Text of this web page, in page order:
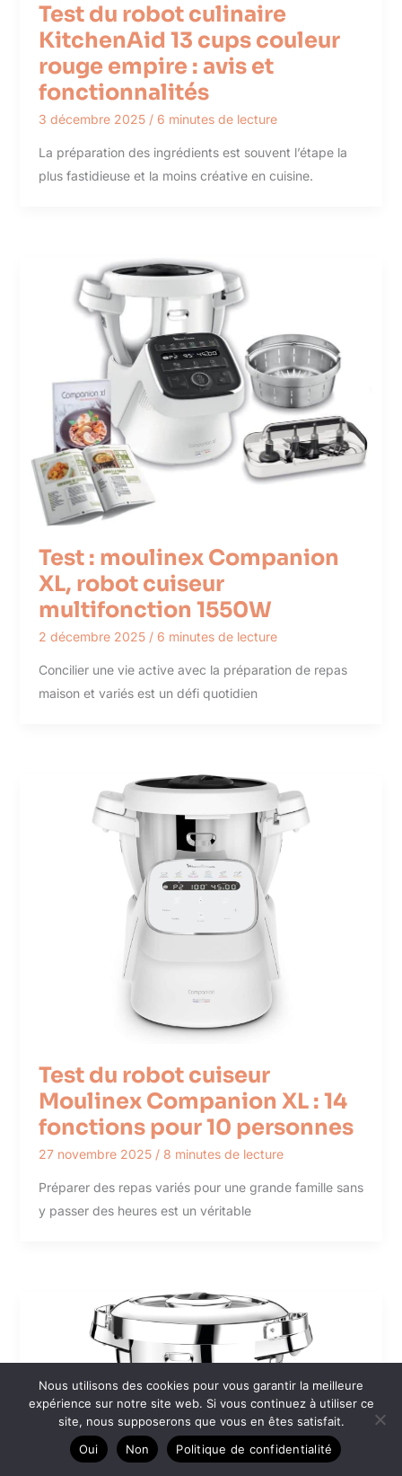
Test du robot culinaire
KitchenAid 13 cups couleur
rouge empire : avis et
fonctionnalités
3 décembre 2025 / 6 minutes de lecture
La préparation des ingrédients est souvent l’étape la
plus fastidieuse et la moins créative en cuisine.
Test : moulinex Companion
XL, robot cuiseur
multifonction 1550W
2 décembre 2025 / 6 minutes de lecture
Concilier une vie active avec la préparation de repas
maison et variés est un défi quotidien
Test du robot cuiseur
Moulinex Companion XL : 14
fonctions pour 10 personnes
27 novembre 2025 / 8 minutes de lecture
Préparer des repas variés pour une grande famille sans
y passer des heures est un véritable
Nous utilisons des cookies pour vous garantir la meilleure
expérience sur notre site web. Si vous continuez à utiliser ce
site, nous supposerons que vous en êtes satisfait.
Oui
Non Politique de confidentialité